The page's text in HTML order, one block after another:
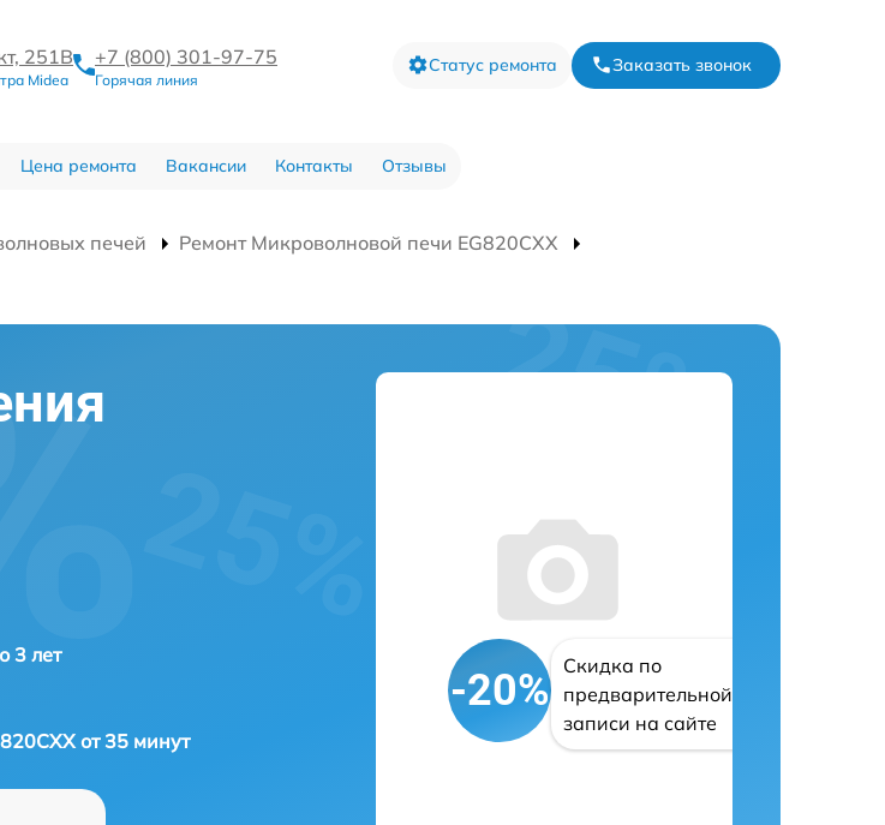
251В
Midea
+7 (800) 301-97-75
Горячая линия
Статус ремонта Заказать звонок
Цена ремонта Вакансии Контакты Отзывы
печей
Ремонт Микроволновой печи EG820CXX
3 лет
от 35 минут
-20%
Скидка по
предварительной
записи на сайте